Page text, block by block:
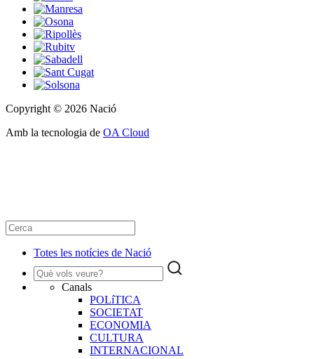
Copyright © 2026 Nació
Amb la tecnologia de OA Cloud
Totes les notícies de Nació
Canals
POLíTICA
SOCIETAT
ECONOMIA
CULTURA
INTERNACIONAL